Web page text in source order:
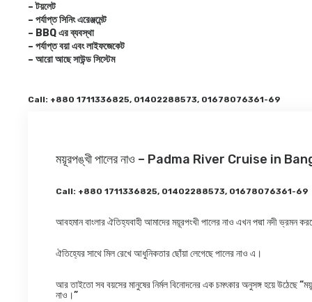
– টয়লেট
– পর্যাপ্ত সিনিং এরেঞ্জমেন্ট
– BBQ এর ব্যবস্থা
– পর্যাপ্ত বয়া এবং লাইফজেকেট
– আরো আছে সাউন্ড সিস্টেম
Call: +880 1711336825, 01402288573, 01678076361-69
ময়ূরপঙ্খী পালের নাও – Padma River Cruise in
Call: +880 1711336825, 01402288573, 01678076361-69
আবহমান বাংলার ঐতিহ্যবাহী আমাদের ময়ূরপংখী পালের নাও এখন পদ্মা নদী ভ্রমন
ঐতিহ্যের সাথে মিল রেখে আধুনিকতার ছোঁয়া লেগেছে পালের নাও এ।
আর তাইতো সব বয়সের মানুষের নির্মল বিনোদনের এক চমৎকার অনুসঙ্গ হয়ে উঠেছে
নাও।”